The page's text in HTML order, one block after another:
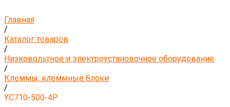
Главная
/
Каталог товаров
/
Низковольтное и электроустановочное оборудование
/
Клеммы, клеммные блоки
/
YC710-500-4P